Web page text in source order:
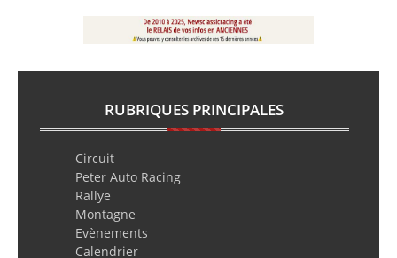
RUBRIQUES PRINCIPALES
Circuit
Peter Auto Racing
Rallye
Montagne
Evènements
Calendrier